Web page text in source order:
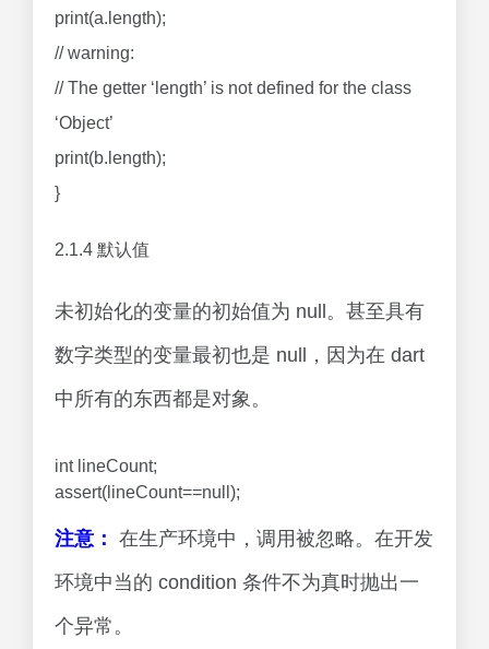
print(a.length);
// warning:
// The getter ‘length’ is not defined for the class
‘Object’
print(b.length);
}
2.1.4 默认值
未初始化的变量的初始值为 null。甚至具有
数字类型的变量最初也是 null，因为在 dart
中所有的东西都是对象。
int lineCount;
assert(lineCount==null);
注意： 在生产环境中，调用被忽略。在开发
环境中当的 condition 条件不为真时抛出一
个异常。